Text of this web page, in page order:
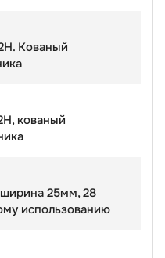
Кованый
кованый
ширина 25мм, 28
использованию